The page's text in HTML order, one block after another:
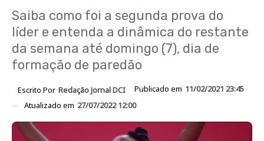
Saiba como foi a segunda prova do
líder e entenda a dinâmica do restante
da semana até domingo (7), dia de
formação de paredão
Escrito Por Redação Jornal DCI Publicado em 11/02/2021 23:45
Atualizado em 27/07/2022 12:00